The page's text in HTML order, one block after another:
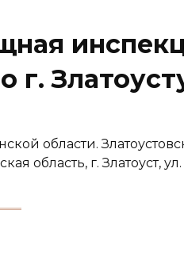
г.
области.
область, г. Златоуст, ул.